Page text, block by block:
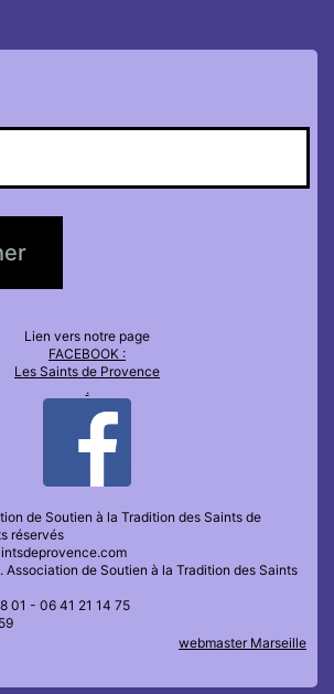
Lien vers notre page
FACEBOOK :
Les Saints de Provence
.
de Soutien à la Tradition des Saints de
réservés
Association de Soutien à la Tradition des Saints
01 - 06 41 21 14 75
webmaster Marseille